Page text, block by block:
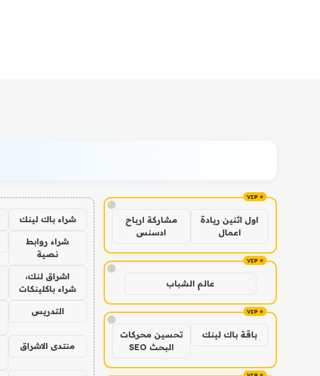
!
اول اثنين ريادة
اعمال
مشاركة ارباح
ادسنس
!
عالم الشباب
!
باقة باك لينك
تحسين محركات
البحث SEO
شراء باك لينك
شراء روابط
نصية
اشراق لنك،
شراء باكلينكات
التدريس
منتدى الاشراق